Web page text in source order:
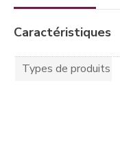
Caractéristiques
Types de produits